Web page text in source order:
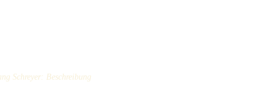
Schreyer: Beschreibung